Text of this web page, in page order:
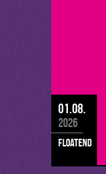
01.08.
2026
floatend